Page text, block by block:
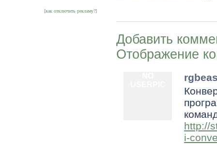
Добавить
Отображение
http://
i-
[как отключить рекламу?]